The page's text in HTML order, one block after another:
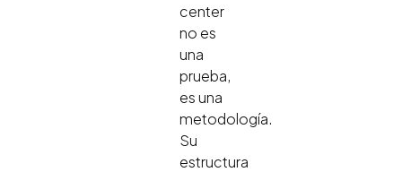
center
no es
una
prueba,
es una
metodología.
Su
estructura